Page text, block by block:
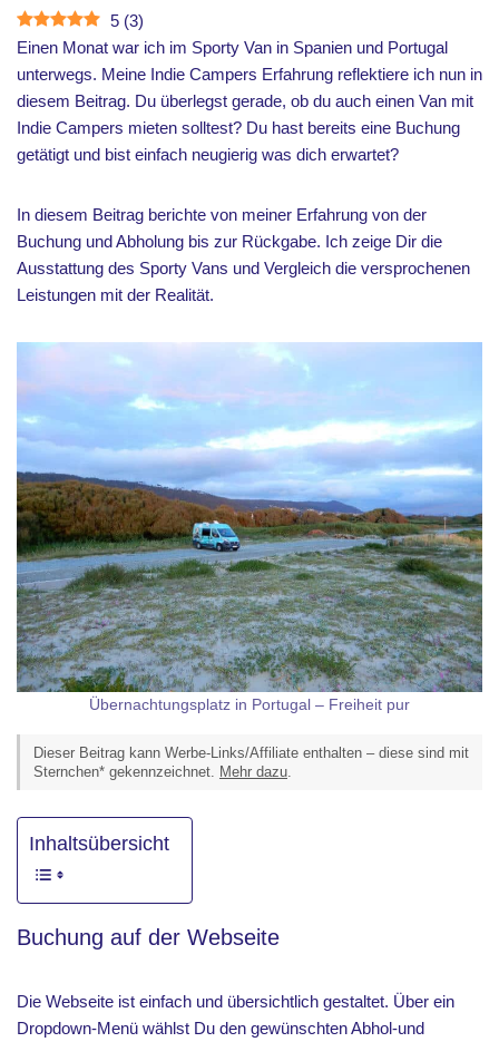
5 (3)
Einen Monat war ich im Sporty Van in Spanien und Portugal
unterwegs. Meine Indie Campers Erfahrung reflektiere ich nun in
diesem Beitrag. Du überlegst gerade, ob du auch einen Van mit
Indie Campers mieten solltest? Du hast bereits eine Buchung
getätigt und bist einfach neugierig was dich erwartet?
In diesem Beitrag berichte von meiner Erfahrung von der
Buchung und Abholung bis zur Rückgabe. Ich zeige Dir die
Ausstattung des Sporty Vans und Vergleich die versprochenen
Leistungen mit der Realität.
Übernachtungsplatz in Portugal – Freiheit pur
Dieser Beitrag kann Werbe-Links/Affiliate enthalten – diese sind mit
Sternchen* gekennzeichnet. Mehr dazu.
Inhaltsübersicht
Buchung auf der Webseite
Die Webseite ist einfach und übersichtlich gestaltet. Über ein
Dropdown-Menü wählst Du den gewünschten Abhol-und